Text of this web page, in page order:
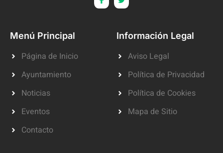
Menú Principal
Página de Inicio
Ayuntamiento
Noticias
Eventos
Contacto
Información Legal
Aviso Legal
Política de Privacidad
Política de Cookies
Mapa de Sitio